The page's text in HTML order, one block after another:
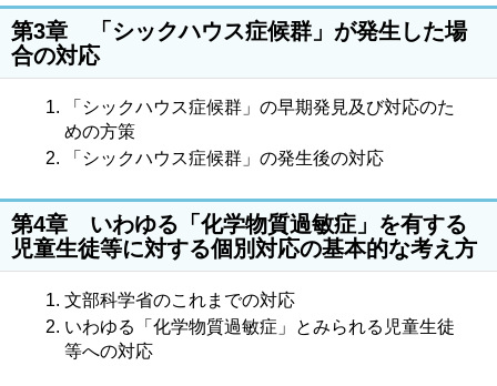
第3章 「シックハウス症候群」が発生した場
合の対応
「シックハウス症候群」の早期発見及び対応のた
めの方策
「シックハウス症候群」の発生後の対応
第4章 いわゆる「化学物質過敏症」を有する
児童生徒等に対する個別対応の基本的な考え方
文部科学省のこれまでの対応
いわゆる「化学物質過敏症」とみられる児童生徒
等への対応